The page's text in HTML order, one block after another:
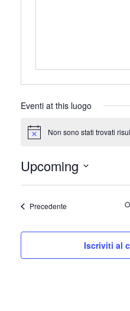
Eventi at this luogo
Notice Non sono stati trovati
Upcoming
Seleziona
data.PrecedenteEventi
Iscriviti al